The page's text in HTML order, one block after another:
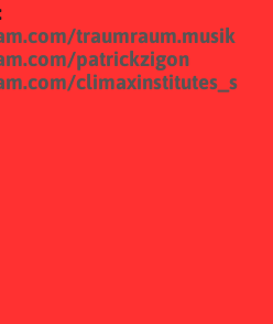
traumraum.musik
patrickzigon
climaxinstitutes_s